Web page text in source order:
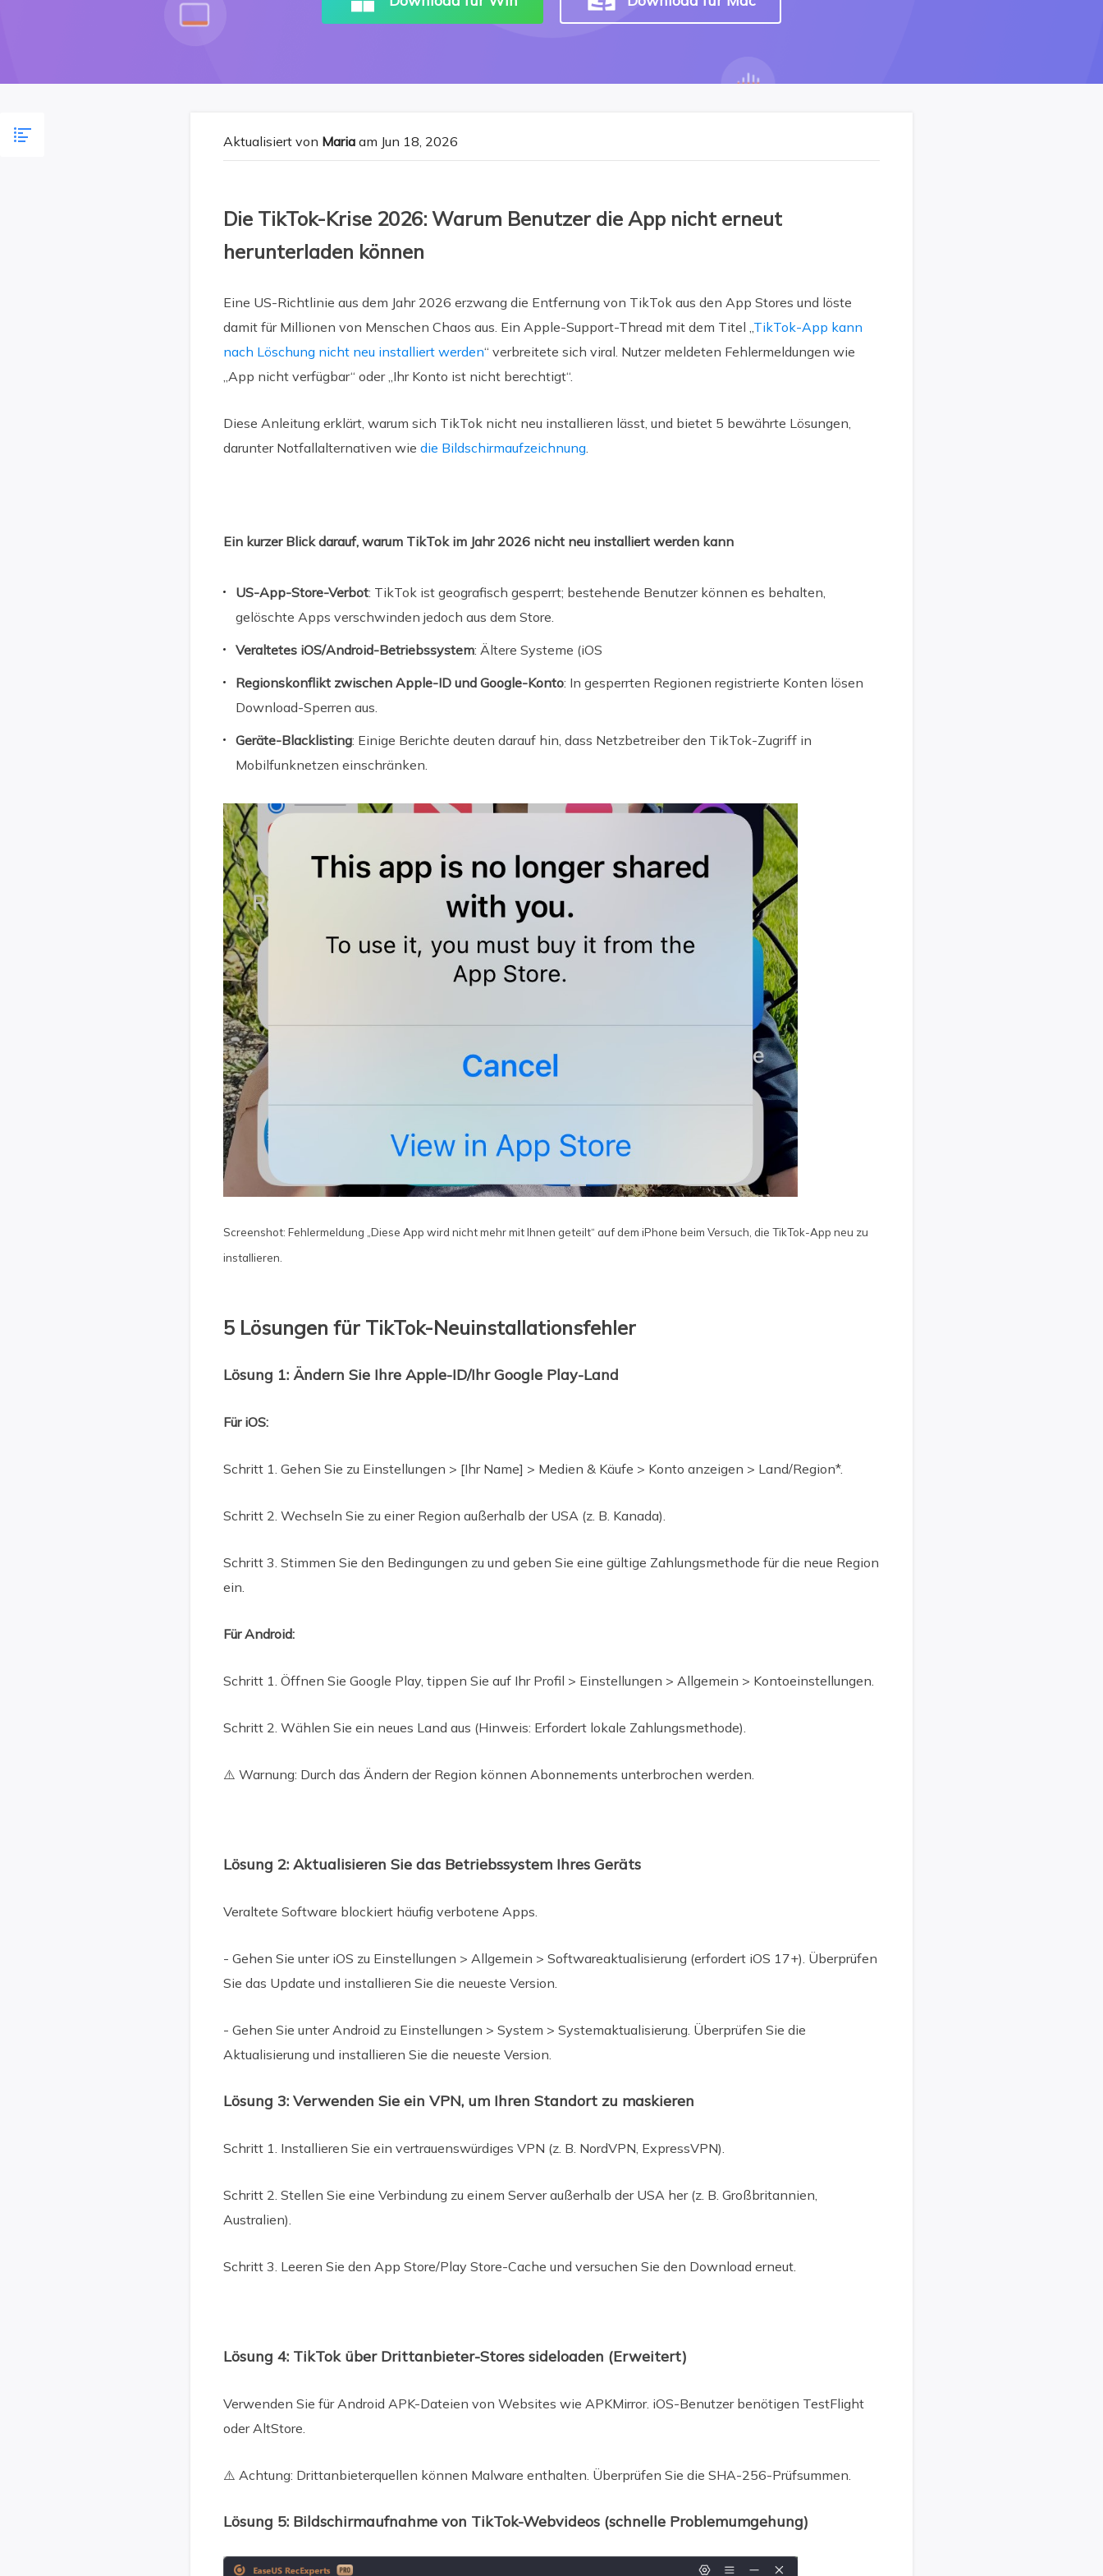
Aktualisiert von Maria am Jun 18, 2026
Die TikTok-Krise 2026: Warum Benutzer die App nicht erneut
herunterladen können
Eine US-Richtlinie aus dem Jahr 2026 erzwang die Entfernung von TikTok aus den App Stores und löste
damit für Millionen von Menschen Chaos aus. Ein Apple-Support-Thread mit dem Titel „TikTok-App kann
nach Löschung nicht neu installiert werden“ verbreitete sich viral. Nutzer meldeten Fehlermeldungen wie
„App nicht verfügbar“ oder „Ihr Konto ist nicht berechtigt“.
Diese Anleitung erklärt, warum sich TikTok nicht neu installieren lässt, und bietet 5 bewährte Lösungen,
darunter Notfallalternativen wie die Bildschirmaufzeichnung.
Ein kurzer Blick darauf, warum TikTok im Jahr 2026 nicht neu installiert werden kann
US-App-Store-Verbot: TikTok ist geografisch gesperrt; bestehende Benutzer können es behalten,
gelöschte Apps verschwinden jedoch aus dem Store.
Veraltetes iOS/Android-Betriebssystem: Ältere Systeme (iOS
Regionskonflikt zwischen Apple-ID und Google-Konto: In gesperrten Regionen registrierte Konten lösen
Download-Sperren aus.
Geräte-Blacklisting: Einige Berichte deuten darauf hin, dass Netzbetreiber den TikTok-Zugriff in
Mobilfunknetzen einschränken.
Screenshot: Fehlermeldung „Diese App wird nicht mehr mit Ihnen geteilt“ auf dem iPhone beim Versuch, die TikTok-App neu zu
installieren.
5 Lösungen für TikTok-Neuinstallationsfehler
Lösung 1: Ändern Sie Ihre Apple-ID/Ihr Google Play-Land
Für iOS:
Schritt 1. Gehen Sie zu Einstellungen > [Ihr Name] > Medien & Käufe > Konto anzeigen > Land/Region*.
Schritt 2. Wechseln Sie zu einer Region außerhalb der USA (z. B. Kanada).
Schritt 3. Stimmen Sie den Bedingungen zu und geben Sie eine gültige Zahlungsmethode für die neue Region
ein.
Für Android:
Schritt 1. Öffnen Sie Google Play, tippen Sie auf Ihr Profil > Einstellungen > Allgemein > Kontoeinstellungen.
Schritt 2. Wählen Sie ein neues Land aus (Hinweis: Erfordert lokale Zahlungsmethode).
⚠️ Warnung: Durch das Ändern der Region können Abonnements unterbrochen werden.
Lösung 2: Aktualisieren Sie das Betriebssystem Ihres Geräts
Veraltete Software blockiert häufig verbotene Apps.
- Gehen Sie unter iOS zu Einstellungen > Allgemein > Softwareaktualisierung (erfordert iOS 17+). Überprüfen
Sie das Update und installieren Sie die neueste Version.
- Gehen Sie unter Android zu Einstellungen > System > Systemaktualisierung. Überprüfen Sie die
Aktualisierung und installieren Sie die neueste Version.
Lösung 3: Verwenden Sie ein VPN, um Ihren Standort zu maskieren
Schritt 1. Installieren Sie ein vertrauenswürdiges VPN (z. B. NordVPN, ExpressVPN).
Schritt 2. Stellen Sie eine Verbindung zu einem Server außerhalb der USA her (z. B. Großbritannien,
Australien).
Schritt 3. Leeren Sie den App Store/Play Store-Cache und versuchen Sie den Download erneut.
Lösung 4: TikTok über Drittanbieter-Stores sideloaden (Erweitert)
Verwenden Sie für Android APK-Dateien von Websites wie APKMirror. iOS-Benutzer benötigen TestFlight
oder AltStore.
⚠️ Achtung: Drittanbieterquellen können Malware enthalten. Überprüfen Sie die SHA-256-Prüfsummen.
Lösung 5: Bildschirmaufnahme von TikTok-Webvideos (schnelle Problemumgehung)